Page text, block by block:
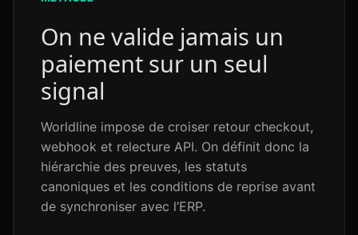
On ne valide jamais un
paiement sur un seul
signal
Worldline impose de croiser retour checkout,
webhook et relecture API. On définit donc la
hiérarchie des preuves, les statuts
canoniques et les conditions de reprise avant
de synchroniser avec l’ERP.